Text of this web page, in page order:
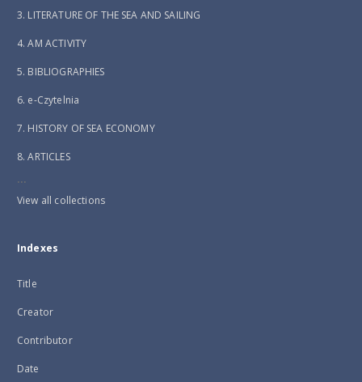
3. LITERATURE OF THE SEA AND SAILING
4. AM ACTIVITY
5. BIBLIOGRAPHIES
6. e-Czytelnia
7. HISTORY OF SEA ECONOMY
8. ARTICLES
...
View all collections
Indexes
Title
Creator
Contributor
Date